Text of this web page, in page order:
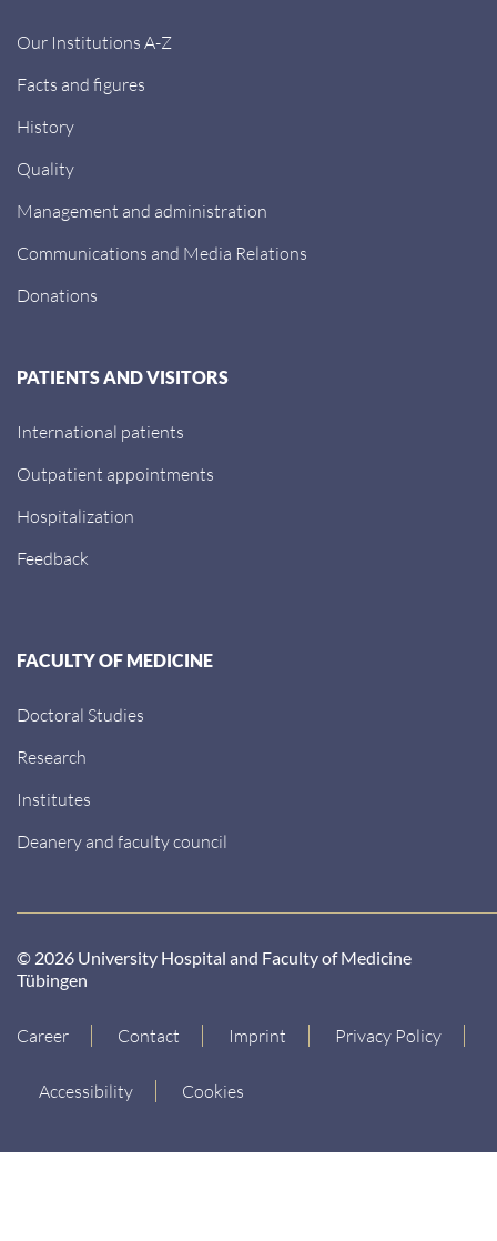
Our Institutions A-Z
Facts and figures
History
Quality
Management and administration
Communications and Media Relations
Donations
PATIENTS AND VISITORS
International patients
Outpatient appointments
Hospitalization
Feedback
FACULTY OF MEDICINE
Doctoral Studies
Research
Institutes
Deanery and faculty council
© 2026 University Hospital and Faculty of Medicine
Tübingen
Career Contact Imprint Privacy Policy
Accessibility Cookies